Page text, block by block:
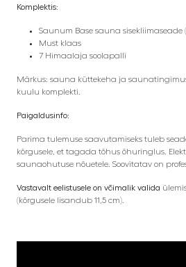
Komplektis:
Saunum Base sauna sisekliimaseade
Must klaas
7 Himaalaja soolapalli
Märkus: sauna küttekeha ja
kuulu komplekti.
Paigaldusinfo:
Parima tulemuse saavutamiseks tuleb
kõrgusele, et tagada tõhus õhuringlus.
saunaohutuse nõuetele. Soovitatav on
Vastavalt eelistusele on võimalik valida
(kõrgusele lisandub 11,5 cm).